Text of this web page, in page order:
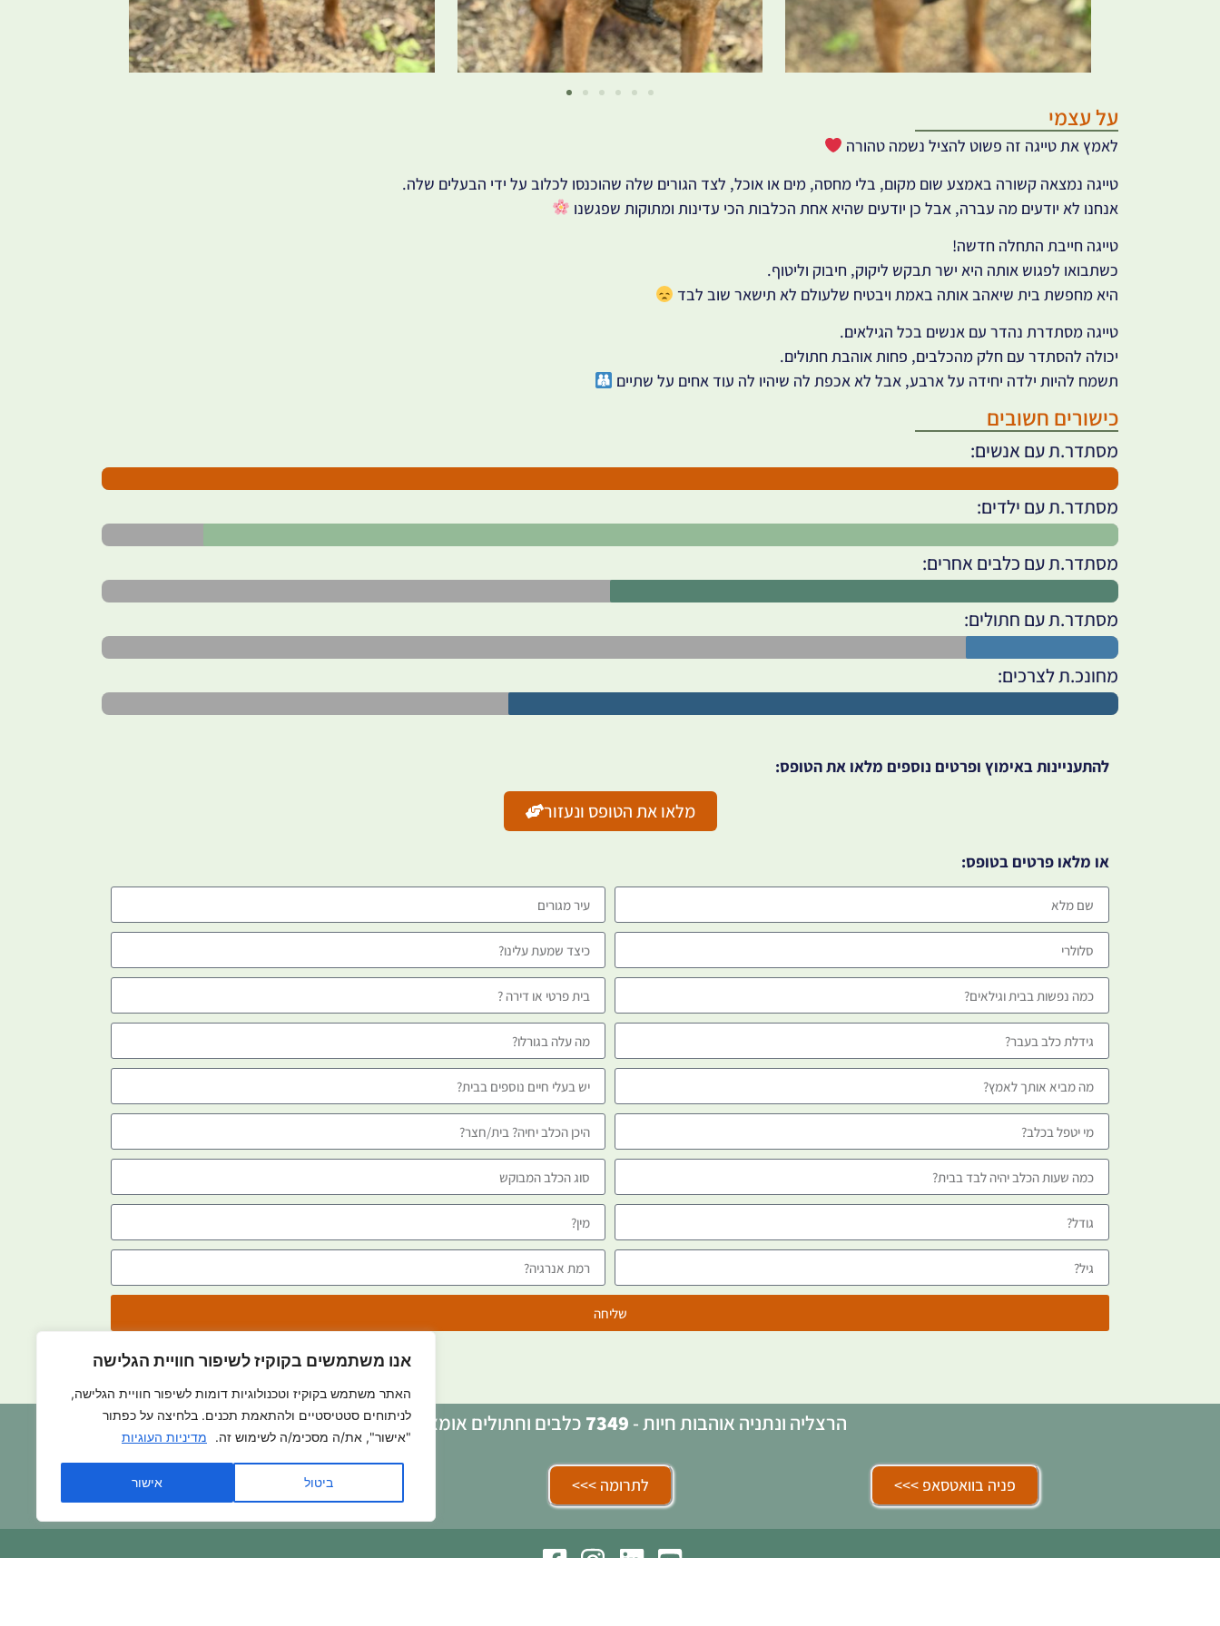
אנו משתמשים בקוקיז לשיפור חוויית הגלישה
האתר משתמש בקוקיז וטכנולוגיות דומות לשיפור חוויית הגלישה,
לניתוחים סטטיסטיים ולהתאמת תכנים. בלחיצה על כפתור
"אישור", את/ה מסכימ/ה לשימוש זה.
מדיניות העוגיות
ביטול אישור
על עצמי
לאמץ את טייגה זה פשוט להציל נשמה טהורה
טייגה נמצאה קשורה באמצע שום מקום, בלי מחסה, מים או אוכל, לצד הגורים שלה שהוכנסו לכלוב על ידי הבעלים שלה.
אנחנו לא יודעים מה עברה, אבל כן יודעים שהיא אחת הכלבות הכי עדינות ומתוקות שפגשנו
טייגה חייבת התחלה חדשה!
כשתבואו לפגוש אותה היא ישר תבקש ליקוק, חיבוק וליטוף.
היא מחפשת בית שיאהב אותה באמת ויבטיח שלעולם לא תישאר שוב לבד
טייגה מסתדרת נהדר עם אנשים בכל הגילאים.
יכולה להסתדר עם חלק מהכלבים, פחות אוהבת חתולים.
תשמח להיות ילדה יחידה על ארבע, אבל לא אכפת לה שיהיו לה עוד אחים על שתיים
כישורים חשובים
מסתדר.ת עם אנשים:
מסתדר.ת עם ילדים:
מסתדר.ת עם כלבים אחרים:
מסתדר.ת עם חתולים:
מחונכ.ת לצרכים:
להתעניינות באימוץ ופרטים נוספים מלאו את הטופס:
מלאו את הטופס ונעזור
או מלאו פרטים בטופס:
שליחה
הרצליה ונתניה אוהבות חיות - 7349 כלבים וחתולים אומצו עד כה
פניה בוואטסאפ >>> לתרומה >>> בואו להתנדב איתנו >>>